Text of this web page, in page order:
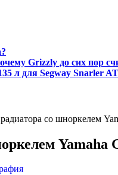
Grizzly до сих пор
л для Segway Snarler
со шноркелем
Yamaha